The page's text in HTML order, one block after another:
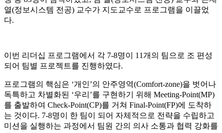
열(정보시스템 전공) 교수가 지도교수로 프로그램을 이끌었
다.
이번 리더십 프로그램에서 각 7-8명이 11개의 팀으로 조 편성
되어 팀별 프로젝트를 진행하였다.
프로그램의 핵심은 ‘개인’의 안주영역(Comfort-zone)을 벗어나
독특하고 차별화된 ‘우리’를 구현하기 위해 Meeting-Point(MP)
를 출발하여 Check-Point(CP)를 거쳐 Final-Point(FP)에 도착하
는 것이다. 7-8명이 한 팀이 되어 자체적으로 전략을 수립하고
미션을 실행하는 과정에서 팀원 간의 의사 소통과 협력 강화를